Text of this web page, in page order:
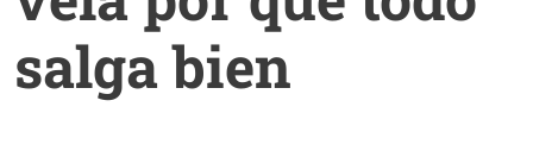
salga bien